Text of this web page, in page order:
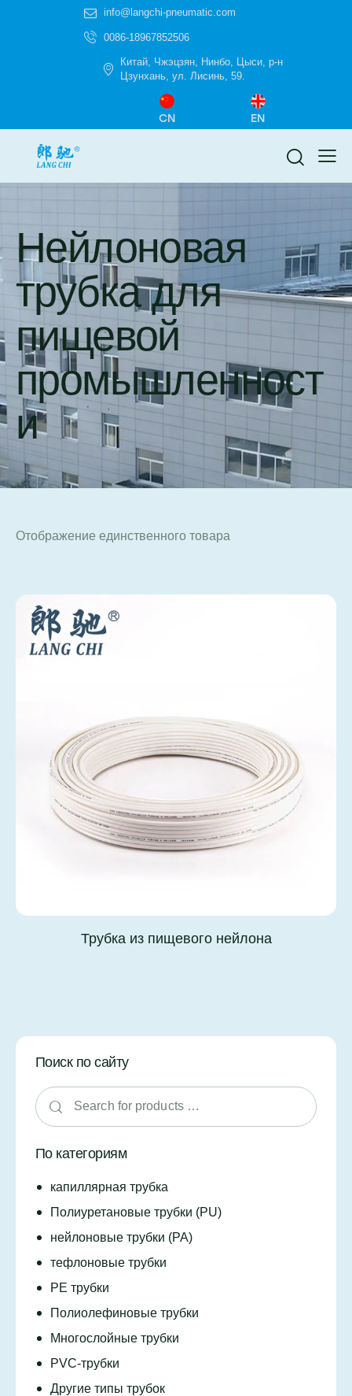
info@langchi-pneumatic.com
0086-18967852506
Китай, Чжэцзян, Нинбо, Цыси, р-н
Цзунхань, ул. Лисинь, 59.
CN EN
Нейлоновая
трубка для
пищевой
промышленност
и
Отображение единственного товара
Трубка из пищевого нейлона
Поиск по сайту
По категориям
капиллярная трубка
Полиуретановые трубки (PU)
нейлоновые трубки (PA)
тефлоновые трубки
PE трубки
Полиолефиновые трубки
Многослойные трубки
PVC-трубки
Другие типы трубок